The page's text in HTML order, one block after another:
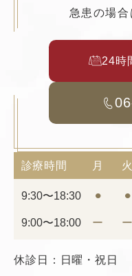
急患の場合
24時
診療時間 月 火
9:30〜18:30 ⚫︎ ⚫︎
9:00〜18:00 ー ー
休診日：日曜・祝日